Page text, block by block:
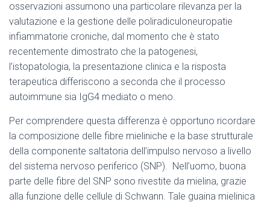
osservazioni assumono una particolare rilevanza per la
valutazione e la gestione delle poliradiculoneuropatie
infiammatorie croniche, dal momento che è stato
recentemente dimostrato che la patogenesi,
l’istopatologia, la presentazione clinica e la risposta
terapeutica differiscono a seconda che il processo
autoimmune sia IgG4 mediato o meno.
Per comprendere questa differenza è opportuno ricordare
la composizione delle fibre mieliniche e la base strutturale
della componente saltatoria dell’impulso nervoso a livello
del sistema nervoso periferico (SNP). Nell’uomo, buona
parte delle fibre del SNP sono rivestite da mielina, grazie
alla funzione delle cellule di Schwann. Tale guaina mielinica